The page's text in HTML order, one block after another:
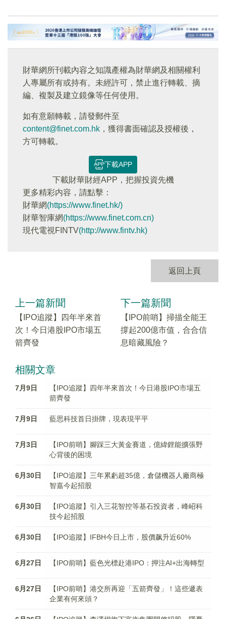
財華網所刊載內容之知識產權為財華網及相關權利
人專屬所有或持有。未經許可，禁止進行轉載、摘
編、複製及建立鏡像等任何使用。
如有意願轉載，請發郵件至
content@finet.com.hk ，獲得書面確認及授權後，
方可轉載。
下載APP
下載財華財經APP，把握投資先機
更多精彩内容，請點擊：
財華網(https://www.finet.hk/)
財華智庫網(https://www.finet.com.cn)
現代電視FINTV(http://www.fintv.hk)
返回上頁
上一篇新聞
【IPO追蹤】四年半來首
次！今日港股IPO市場五
箭齊發
下一篇新聞
【IPO前哨】掃描全能王
撐起200億市值，合合信
息暗藏風險？
相關文章
7月9日
【IPO追蹤】四年半來首次！今日港股IPO市場五
箭齊發
7月9日 藍思科技首日掛牌，現表現平平
7月3日
【IPO前哨】腳踩三大黃金賽道，億緯鋰能擴張野
心背後的困境
6月30日
【IPO追蹤】三年累虧超35億，倉儲機器人廠商極
智嘉今起招股
6月30日
【IPO追蹤】引入三花智控等基石投資者，峰岹科
技今起招股
6月30日 【IPO追蹤】IFBH今日上市，股價飙升近60%
6月27日 【IPO前哨】藍色光標赴港IPO：押注AI+出海轉型
6月27日
【IPO前哨】港交所再迎「五箭齊發」！這些遞表
企業有何來頭？